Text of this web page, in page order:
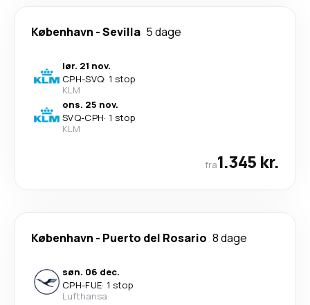
København -Sevilla 5 dage
lør. 21 nov.
CPH-SVQ· 1 stop
KLM
ons. 25 nov.
SVQ-CPH· 1 stop
KLM
fra1.345 kr.
København - Puerto del Rosario 8 dage
søn. 06 dec.
CPH-FUE· 1 stop
Lufthansa